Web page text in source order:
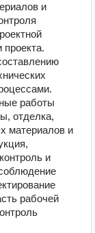
и
проекта.
работы
отделка,
материалов и
и
рабочей